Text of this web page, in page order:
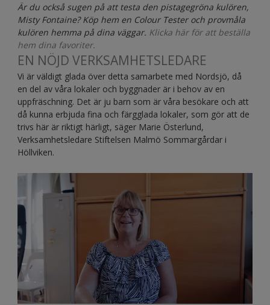
Är du också sugen på att testa den pistagegröna kulören,
Misty Fontaine? Köp hem en Colour Tester och provmåla
kulören hemma på dina väggar. Klicka här för att beställa
hem dina favoriter.
EN NÖJD VERKSAMHETSLEDARE
Vi är väldigt glada över detta samarbete med Nordsjö, då
en del av våra lokaler och byggnader är i behov av en
uppfräschning. Det är ju barn som är våra besökare och att
då kunna erbjuda fina och färgglada lokaler, som gör att de
trivs här är riktigt härligt, säger Marie Österlund,
Verksamhetsledare Stiftelsen Malmö Sommargårdar i
Höllviken.